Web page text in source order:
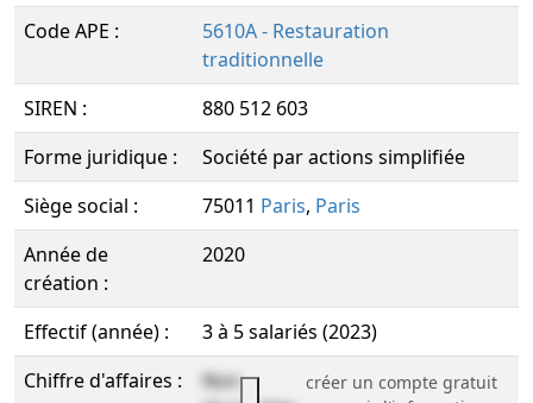
Code APE :
5610A - Restauration
traditionnelle
SIREN :
880 512 603
Forme juridique :
Société par actions simplifiée
Siège social :
75011 Paris, Paris
Année de
création :
2020
Effectif (année) :
3 à 5 salariés (2023)
Chiffre d'affaires :
Non
créer un compte gratuit